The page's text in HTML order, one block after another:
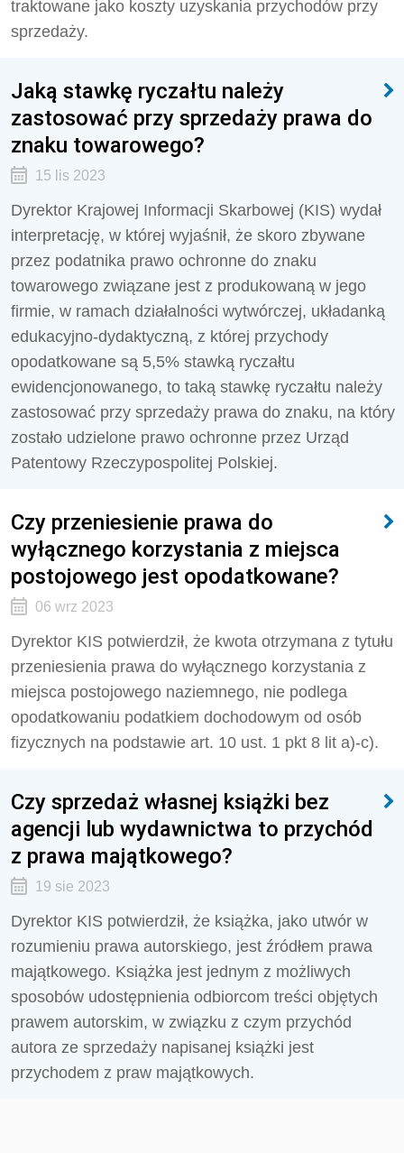
traktowane jako koszty uzyskania przychodów przy
sprzedaży.
Jaką stawkę ryczałtu należy
zastosować przy sprzedaży prawa do
znaku towarowego?
15 lis 2023
Dyrektor Krajowej Informacji Skarbowej (KIS) wydał
interpretację, w której wyjaśnił, że skoro zbywane
przez podatnika prawo ochronne do znaku
towarowego związane jest z produkowaną w jego
firmie, w ramach działalności wytwórczej, układanką
edukacyjno-dydaktyczną, z której przychody
opodatkowane są 5,5% stawką ryczałtu
ewidencjonowanego, to taką stawkę ryczałtu należy
zastosować przy sprzedaży prawa do znaku, na który
zostało udzielone prawo ochronne przez Urząd
Patentowy Rzeczypospolitej Polskiej.
Czy przeniesienie prawa do
wyłącznego korzystania z miejsca
postojowego jest opodatkowane?
06 wrz 2023
Dyrektor KIS potwierdził, że kwota otrzymana z tytułu
przeniesienia prawa do wyłącznego korzystania z
miejsca postojowego naziemnego, nie podlega
opodatkowaniu podatkiem dochodowym od osób
fizycznych na podstawie art. 10 ust. 1 pkt 8 lit a)-c).
Czy sprzedaż własnej książki bez
agencji lub wydawnictwa to przychód
z prawa majątkowego?
19 sie 2023
Dyrektor KIS potwierdził, że książka, jako utwór w
rozumieniu prawa autorskiego, jest źródłem prawa
majątkowego. Książka jest jednym z możliwych
sposobów udostępnienia odbiorcom treści objętych
prawem autorskim, w związku z czym przychód
autora ze sprzedaży napisanej książki jest
przychodem z praw majątkowych.